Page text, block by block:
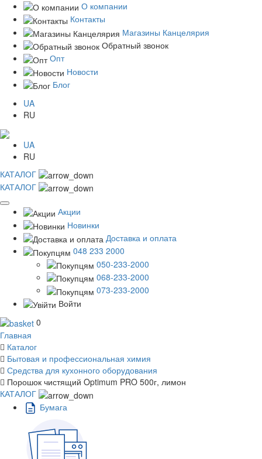
О компании
Контакты
Магазины Канцелярия
Обратный звонок
Опт
Новости
Блог
UA
RU
UA
RU
КАТАЛОГ
КАТАЛОГ
Акции
Новинки
Доставка и оплата
048 233 2000
050-233-2000
068-233-2000
073-233-2000
Войти
0
Главная
Каталог
Бытовая и профессиональная химия
Средства для кухонного оборудования
Порошок чистящий Optimum PRO 500г, лимон
КАТАЛОГ
Бумага